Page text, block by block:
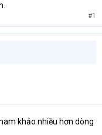
#1
khảo nhiều hơn dòng